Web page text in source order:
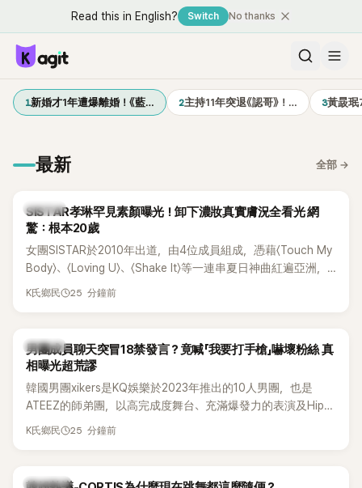
Read this in English? Switch No thanks
1新婚才1年遭爆離婚！《藍… 2主持11年突退《認哥》！… 3黃晸
最新 全部 →
K-POP
SISTAR孝琳罕見素顏曝光！卸下濃妝真實膚況全看光 網
驚：根本20歲
女團SISTAR於2010年出道，由4位成員組成，憑藉〈Touch My
Body〉、〈Loving U〉、〈Shake It〉等一連串夏日神曲紅遍亞洲，
獲封「夏日女王」。不過，團體在出道滿7年後宣布解散，成員各
不僅展現兩人多年不變的好交情，她幾乎素顏入鏡的真實模
樣，也意外掀起網友熱議。
K氏鄉民 25 分鐘前
K-POP
男團成員聊天突冒18禁發言？竟喊「我要打手槍」嚇壞粉絲 真
相曝光超荒謬
韓國男團xikers是KQ娛樂於2023年推出的10人男團，也是
ATEEZ的師弟團，以高完成度舞台、充滿爆發力的表演及Hip-
Hop風格聞名，出道後迅速累積大批海內外粉絲，近年也陸續
K氏鄉民 25 分鐘前
熱議討論